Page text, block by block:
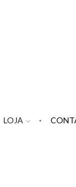
LOJA